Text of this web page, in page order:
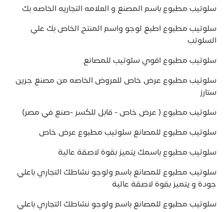
سلوتيب مطبوع باسم المصنع و العلامه التجاريه الخاصه بك
سلوتيب مطبوع اطبع لوجو واسم المنتج الخاص بك علي
السلوتب
سلوتيب مطبوع اقوي سلوتيب للمصانع
سلوتيب مطبوع عرض خاص للعروض الخاصه من مصنع جرين
ستارز
سلوتيب مطبوع ( عرض خاص - قابل للكسر -صنع في مصر)
سلوتيب مطبوع للمصانع سلوتيب مطبوع عرض خاص
سلوتيب مطبوع باسمك يتميز بقوة لاصقة عالية
سلوتيب مطبوع للمصانع باسم ولوجو نشاطك التجاري باعلي
جودة و يتميز بقوة لاصقة عالية
سلوتيب مطبوع للمصانع باسم ولوجو نشاطك التجاري باعلي